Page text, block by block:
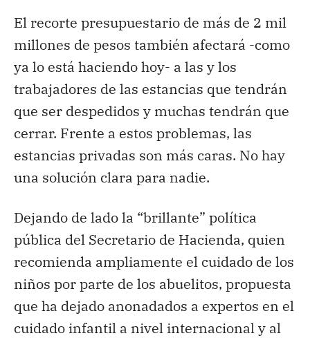
El recorte presupuestario de más de 2 mil
millones de pesos también afectará -como
ya lo está haciendo hoy- a las y los
trabajadores de las estancias que tendrán
que ser despedidos y muchas tendrán que
cerrar. Frente a estos problemas, las
estancias privadas son más caras. No hay
una solución clara para nadie.
Dejando de lado la “brillante” política
pública del Secretario de Hacienda, quien
recomienda ampliamente el cuidado de los
niños por parte de los abuelitos, propuesta
que ha dejado anonadados a expertos en el
cuidado infantil a nivel internacional y al